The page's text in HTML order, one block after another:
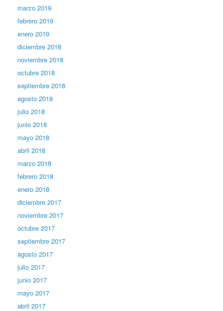
marzo 2019
febrero 2019
enero 2019
diciembre 2018
noviembre 2018
octubre 2018
septiembre 2018
agosto 2018
julio 2018
junio 2018
mayo 2018
abril 2018
marzo 2018
febrero 2018
enero 2018
diciembre 2017
noviembre 2017
octubre 2017
septiembre 2017
agosto 2017
julio 2017
junio 2017
mayo 2017
abril 2017